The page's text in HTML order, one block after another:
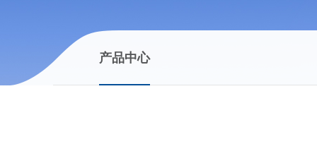
产品中心